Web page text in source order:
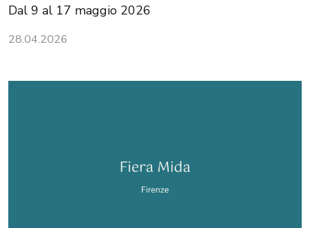
Dal 9 al 17 maggio 2026
28.04.2026